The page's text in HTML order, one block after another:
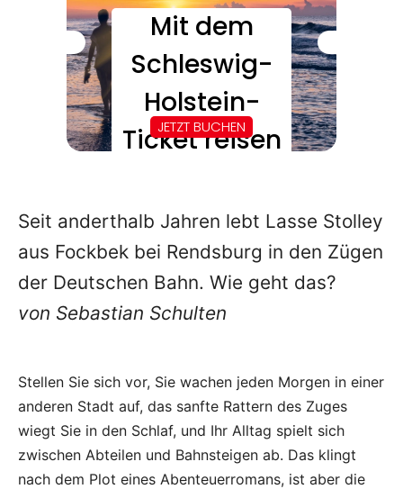
Seit anderthalb Jahren lebt Lasse Stolley
aus Fockbek bei Rendsburg in den Zügen
der Deutschen Bahn. Wie geht das?
von Sebastian Schulten
Stellen Sie sich vor, Sie wachen jeden Morgen in einer
anderen Stadt auf, das sanfte Rattern des Zuges
wiegt Sie in den Schlaf, und Ihr Alltag spielt sich
zwischen Abteilen und Bahnsteigen ab. Das klingt
nach dem Plot eines Abenteuerromans, ist aber die